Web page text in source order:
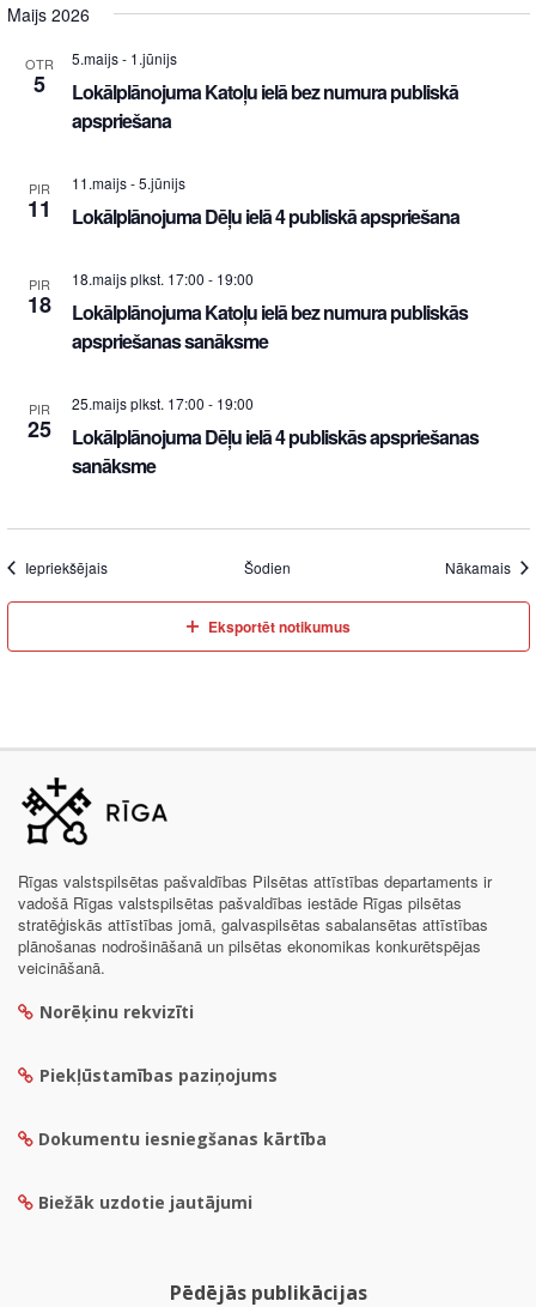
Maijs 2026
OTR
5
5.maijs- 1.jūnijs
Lokālplānojuma Katoļu ielā bez numura publiskā
apspriešana
PIR
11
11.maijs-5.jūnijs
Lokālplānojuma Dēļu ielā 4 publiskā apspriešana
PIR
18
18.maijs plkst. 17:00 - 19:00
Lokālplānojuma Katoļu ielā bez numura publiskās
apspriešanas sanāksme
PIR
25
25.maijs plkst. 17:00 - 19:00
Lokālplānojuma Dēļu ielā 4 publiskās apspriešanas
sanāksme
Iepriekšējais Šodien Nākamais
Eksportēt notikumus
Rīgas valstspilsētas pašvaldības Pilsētas attīstības departaments ir
vadošā Rīgas valstspilsētas pašvaldības iestāde Rīgas pilsētas
stratēģiskās attīstības jomā, galvaspilsētas sabalansētas attīstības
plānošanas nodrošināšanā un pilsētas ekonomikas konkurētspējas
veicināšanā.
Norēķinu rekvizīti
Piekļūstamības paziņojums
Dokumentu iesniegšanas kārtība
Biežāk uzdotie jautājumi
Pēdējās publikācijas